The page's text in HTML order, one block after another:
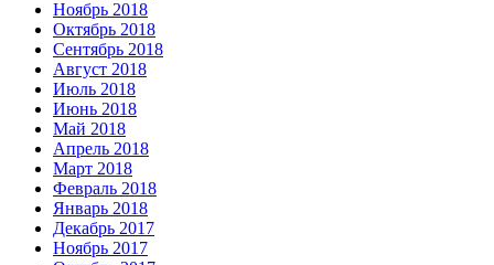
Ноябрь 2018
Октябрь 2018
Сентябрь 2018
Август 2018
Июль 2018
Июнь 2018
Май 2018
Апрель 2018
Март 2018
Февраль 2018
Январь 2018
Декабрь 2017
Ноябрь 2017